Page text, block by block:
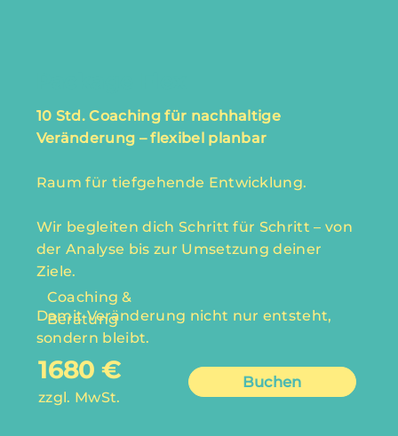
10 Std. Coaching für nachhaltige
Veränderung – flexibel planbar
Raum für tiefgehende Entwicklung.
Wir begleiten dich Schritt für Schritt – von
der Analyse bis zur Umsetzung deiner
Ziele.
Damit Veränderung nicht nur entsteht,
sondern bleibt.
Coaching &
Beratung
1680 €
zzgl. MwSt.
Buchen